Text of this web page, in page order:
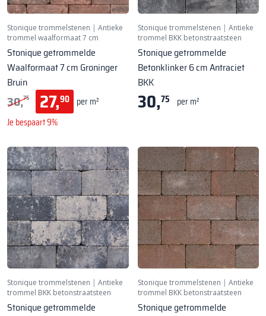
Stonique trommelstenen | Antieke
trommel waalformaat 7 cm
Stonique getrommelde
Waalformaat 7 cm Groninger
Bruin
30,75 27,90 per m²
Je bespaart 9%
Stonique trommelstenen | Antieke
trommel BKK betonstraatsteen
Stonique getrommelde
Betonklinker 6 cm Antraciet
BKK
30,75 per m²
Stonique trommelstenen | Antieke
trommel BKK betonstraatsteen
Stonique getrommelde
Stonique trommelstenen | Antieke
trommel BKK betonstraatsteen
Stonique getrommelde